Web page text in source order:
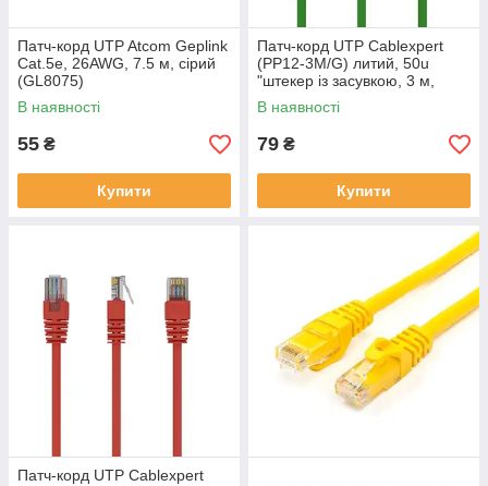
Патч-корд UTP Atcom Geplink
Cat.5e, 26AWG, 7.5 м, сірий
(GL8075)
В наявності
55 ₴
Купити
Патч-корд UTP Cablexpert
(PP12-3M/G) литий, 50u
"штекер із засувкою, 3 м,
зелений
В наявності
79 ₴
Купити
Патч-корд UTP Cablexpert